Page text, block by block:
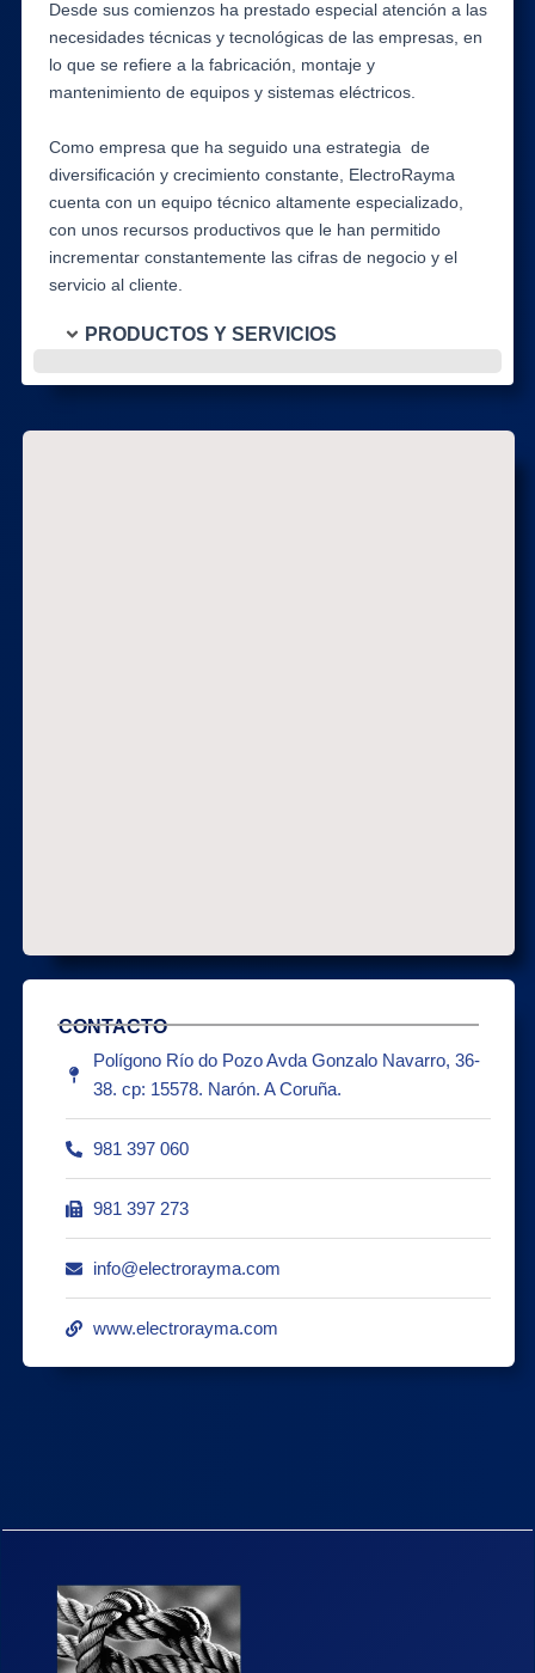
Desde sus comienzos ha prestado especial atención a las
necesidades técnicas y tecnológicas de las empresas, en
lo que se refiere a la fabricación, montaje y
mantenimiento de equipos y sistemas eléctricos.
Como empresa que ha seguido una estrategia de
diversificación y crecimiento constante, ElectroRayma
cuenta con un equipo técnico altamente especializado,
con unos recursos productivos que le han permitido
incrementar constantemente las cifras de negocio y el
servicio al cliente.
PRODUCTOS Y SERVICIOS
CONTACTO
Polígono Río do Pozo Avda Gonzalo Navarro, 36-
38. cp: 15578. Narón. A Coruña.
981 397 060
981 397 273
info@electrorayma.com
www.electrorayma.com